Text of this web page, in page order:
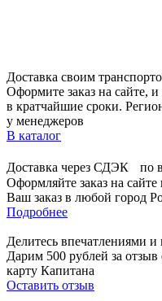
Доставка своим
Оформите заказ на сайте,
в кратчайшие сроки.
у менеджеров
В каталог
Доставка через СДЭК по
Оформляйте заказ на
Ваш заказ в любой город
Подробнее
Делитесь впечатлениями и
Дарим 500 рублей за
карту Капитана
Оставить отзыв